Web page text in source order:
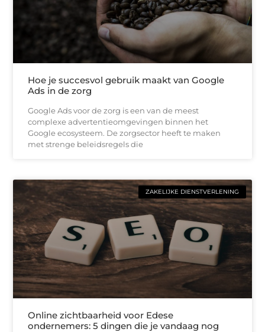
Hoe je succesvol gebruik maakt van Google
Ads in de zorg
Google Ads voor de zorg is een van de meest
complexe advertentieomgevingen binnen het
Google ecosysteem. De zorgsector heeft te maken
met strenge beleidsregels die
ZAKELIJKE DIENSTVERLENING
Online zichtbaarheid voor Edese
ondernemers: 5 dingen die je vandaag nog